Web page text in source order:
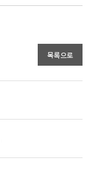
목록으로